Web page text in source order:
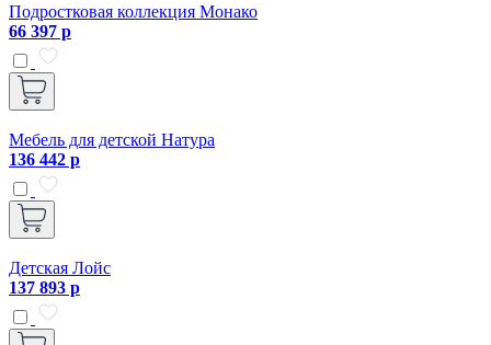
Подростковая коллекция Монако
66 397 р
Мебель для детской Натура
136 442 р
Детская Лойс
137 893 р